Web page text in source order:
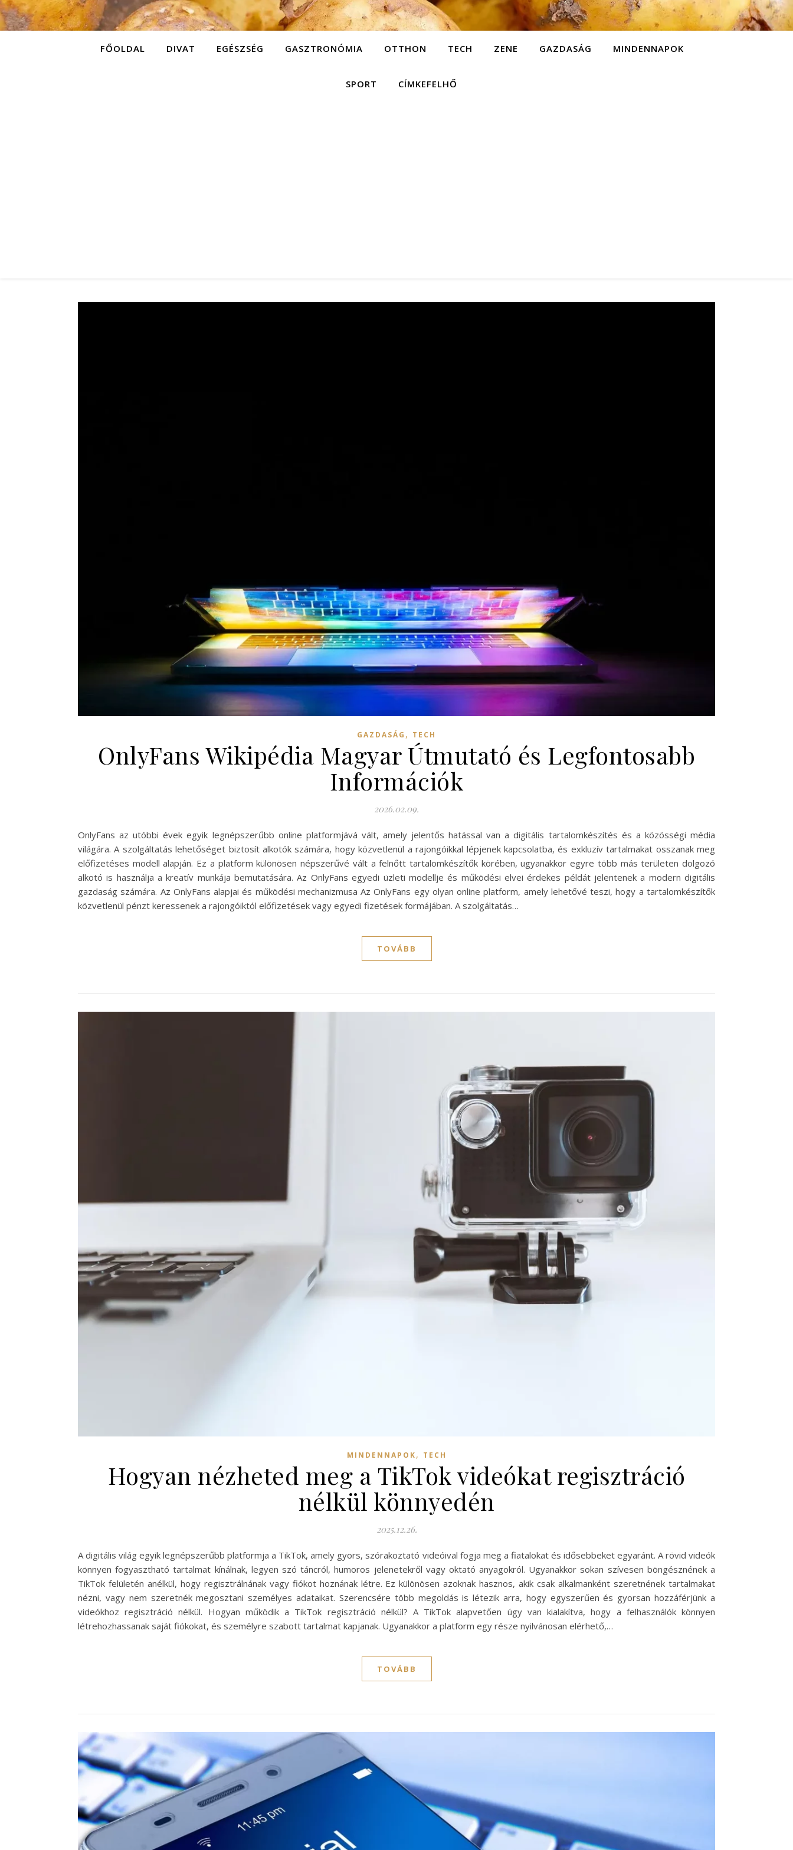
FŐOLDAL DIVAT EGÉSZSÉG GASZTRONÓMIA OTTHON TECH ZENE GAZDASÁG MINDENNAPOK
SPORT CÍMKEFELHŐ
GAZDASÁG , TECH
OnlyFans Wikipédia Magyar Útmutató és Legfontosabb
Információk
2026.02.09.
OnlyFans az utóbbi évek egyik legnépszerűbb online platformjává vált, amely jelentős hatással van a digitális tartalomkészítés és a közösségi média
világára. A szolgáltatás lehetőséget biztosít alkotók számára, hogy közvetlenül a rajongóikkal lépjenek kapcsolatba, és exkluzív tartalmakat osszanak meg
előfizetéses modell alapján. Ez a platform különösen népszerűvé vált a felnőtt tartalomkészítők körében, ugyanakkor egyre több más területen dolgozó
alkotó is használja a kreatív munkája bemutatására. Az OnlyFans egyedi üzleti modellje és működési elvei érdekes példát jelentenek a modern digitális
gazdaság számára. Az OnlyFans alapjai és működési mechanizmusa Az OnlyFans egy olyan online platform, amely lehetővé teszi, hogy a tartalomkészítők
közvetlenül pénzt keressenek a rajongóiktól előfizetések vagy egyedi fizetések formájában. A szolgáltatás…
TOVÁBB
MINDENNAPOK, TECH
Hogyan nézheted meg a TikTok videókat regisztráció
nélkül könnyedén
2025.12.26.
A digitális világ egyik legnépszerűbb platformja a TikTok, amely gyors, szórakoztató videóival fogja meg a fiatalokat és idősebbeket egyaránt. A rövid videók
könnyen fogyasztható tartalmat kínálnak, legyen szó táncról, humoros jelenetekről vagy oktató anyagokról. Ugyanakkor sokan szívesen böngésznének a
TikTok felületén anélkül, hogy regisztrálnának vagy fiókot hoznának létre. Ez különösen azoknak hasznos, akik csak alkalmanként szeretnének tartalmakat
nézni, vagy nem szeretnék megosztani személyes adataikat. Szerencsére több megoldás is létezik arra, hogy egyszerűen és gyorsan hozzáférjünk a
videókhoz regisztráció nélkül. Hogyan működik a TikTok regisztráció nélkül? A TikTok alapvetően úgy van kialakítva, hogy a felhasználók könnyen
létrehozhassanak saját fiókokat, és személyre szabott tartalmat kapjanak. Ugyanakkor a platform egy része nyilvánosan elérhető,…
TOVÁBB